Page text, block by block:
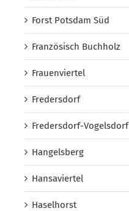
Forst Potsdam Süd
Französisch Buchholz
Frauenviertel
Fredersdorf
Fredersdorf-Vogelsdorf
Hangelsberg
Hansaviertel
Haselhorst